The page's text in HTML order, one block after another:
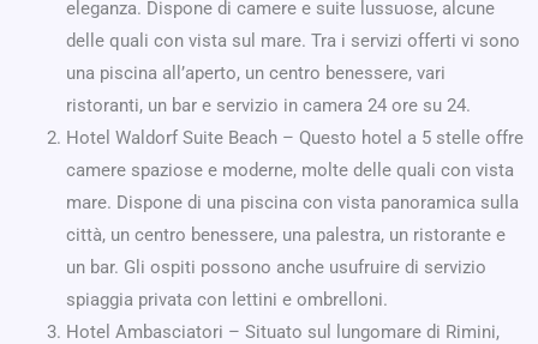
eleganza. Dispone di camere e suite lussuose, alcune
delle quali con vista sul mare. Tra i servizi offerti vi sono
una piscina all’aperto, un centro benessere, vari
ristoranti, un bar e servizio in camera 24 ore su 24.
Hotel Waldorf Suite Beach – Questo hotel a 5 stelle offre
camere spaziose e moderne, molte delle quali con vista
mare. Dispone di una piscina con vista panoramica sulla
città, un centro benessere, una palestra, un ristorante e
un bar. Gli ospiti possono anche usufruire di servizio
spiaggia privata con lettini e ombrelloni.
Hotel Ambasciatori – Situato sul lungomare di Rimini,